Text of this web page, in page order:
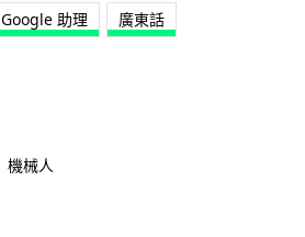
Google 助理 廣東話
機械人